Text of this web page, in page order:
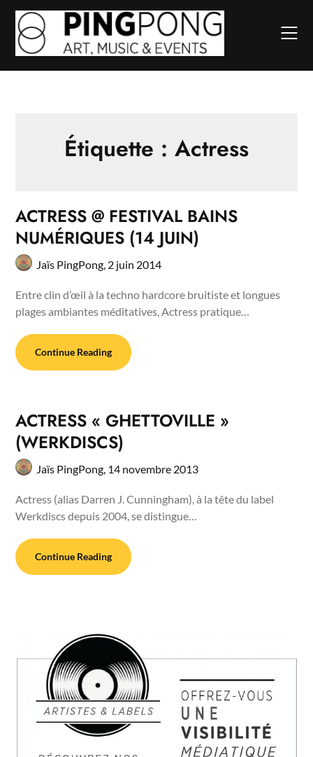
Skip
content
Étiquette : Actress
ACTRESS @ FESTIVAL BAINS
NUMÉRIQUES (14 JUIN)
Jaïs PingPong, 2 juin 2014
Entre clin d’œil à la techno hardcore bruitiste et longues
plages ambiantes méditatives, Actress pratique…
Continue Reading
ACTRESS « GHETTOVILLE »
(WERKDISCS)
Jaïs PingPong, 14 novembre 2013
Actress (alias Darren J. Cunningham), à la tête du label
Werkdiscs depuis 2004, se distingue…
Continue Reading